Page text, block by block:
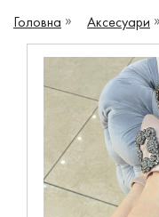
Головна Аксесуари